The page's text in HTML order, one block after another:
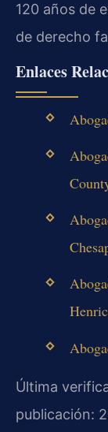
120 años de
de derecho
Enlaces
Última
publicación: